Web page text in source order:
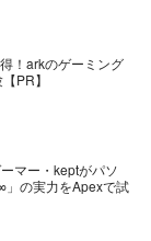
！arkのゲーミング
PR】
マー・keptがパソ
」の実力をApexで試